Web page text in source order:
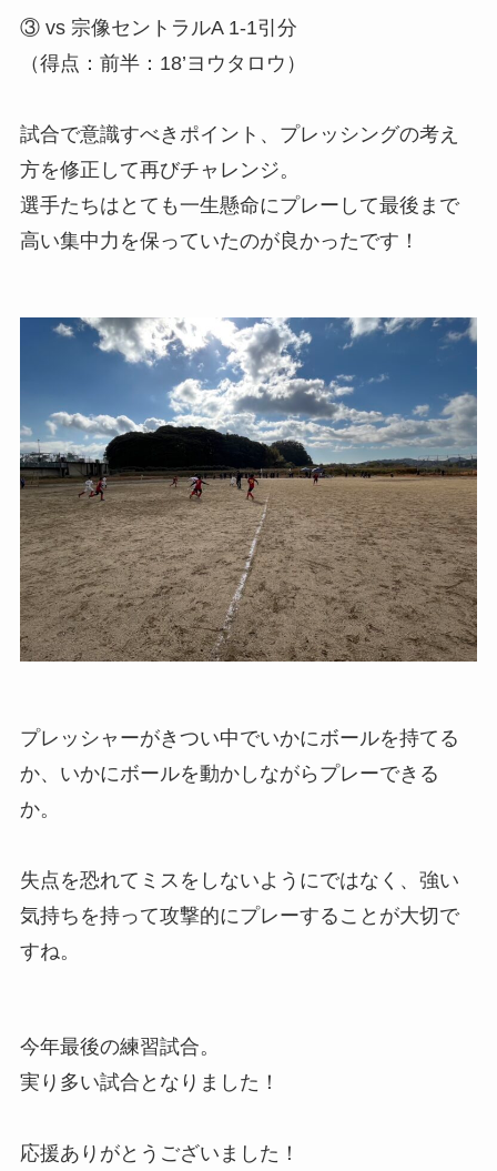
③ vs 宗像セントラルA 1-1引分
（得点：前半：18’ヨウタロウ）
試合で意識すべきポイント、プレッシングの考え
方を修正して再びチャレンジ。
選手たちはとても一生懸命にプレーして最後まで
高い集中力を保っていたのが良かったです！
プレッシャーがきつい中でいかにボールを持てる
か、いかにボールを動かしながらプレーできる
か。
失点を恐れてミスをしないようにではなく、強い
気持ちを持って攻撃的にプレーすることが大切で
すね。
今年最後の練習試合。
実り多い試合となりました！
応援ありがとうございました！